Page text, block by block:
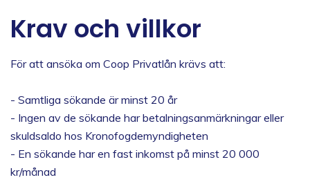
Krav och villkor
För att ansöka om Coop Privatlån krävs att:
- Samtliga sökande är minst 20 år
- Ingen av de sökande har betalningsanmärkningar eller
skuldsaldo hos Kronofogdemyndigheten
- En sökande har en fast inkomst på minst 20 000
kr/månad